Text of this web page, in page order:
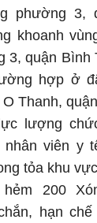
phường 3,
khoanh
3, quận Bình
hợp ở
Thanh, quận
lượng
nhân viên y
tỏa khu vực.
200
hạn